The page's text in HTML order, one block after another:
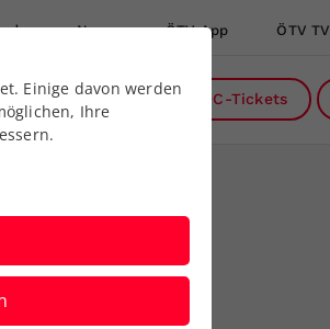
News ÖTV App ÖTV TV
uns DC-Tickets
Einige davon werden
Ihre